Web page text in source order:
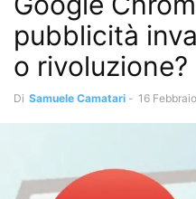
pubblicità
o rivoluzione?
Di Samuele Camatari - 16